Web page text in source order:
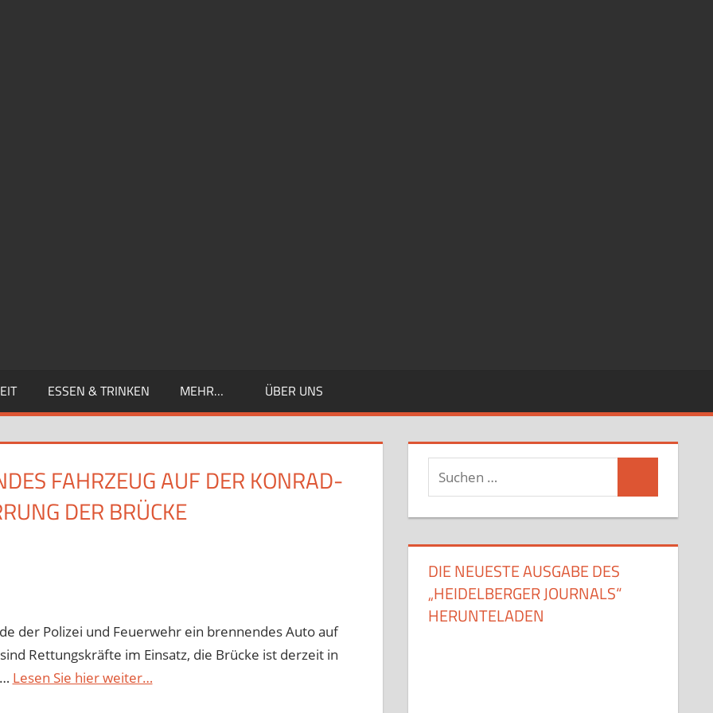
ESSEN & TRINKEN MEHR… ÜBER UNS
FAHRZEUG AUF DER KONRAD-
DER BRÜCKE
der Polizei und Feuerwehr ein brennendes Auto auf
Rettungskräfte im Einsatz, die Brücke ist derzeit in
Lesen Sie hier weiter…
Suchen
nach:
DIE NEUESTE AUSGABE DES
„HEIDELBERGER JOURNALS“
HERUNTELADEN